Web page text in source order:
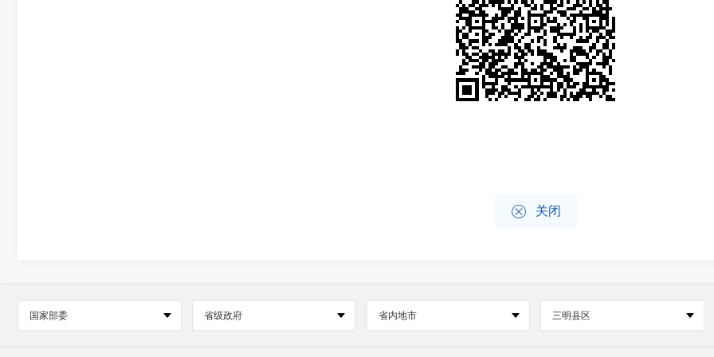
 关闭
国家部委 省级政府 省内地市 三明县区